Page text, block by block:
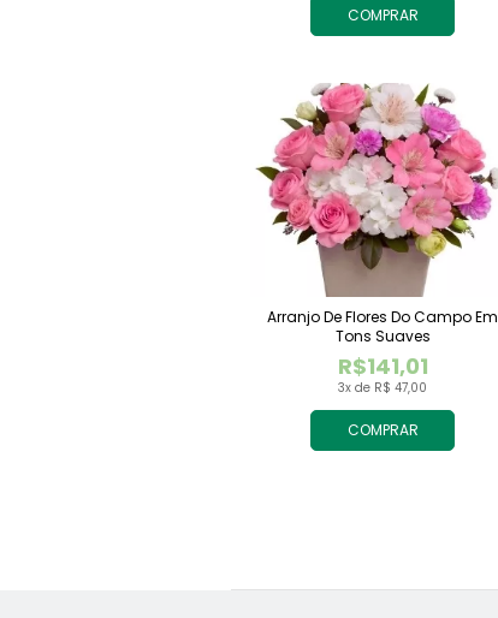
COMPRAR
COMPRAR
3x de R$ 47,00
R$141,01
Arranjo De Flores Do Campo Em
Tons Suaves